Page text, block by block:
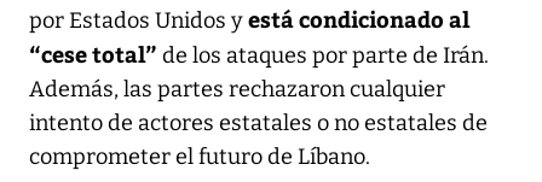
por Estados Unidos yestá condicionado al
“cese total” de los ataques por parte de Irán.
Además, las partes rechazaron cualquier
intento de actores estatales o no estatales de
comprometer el futuro de Líbano.